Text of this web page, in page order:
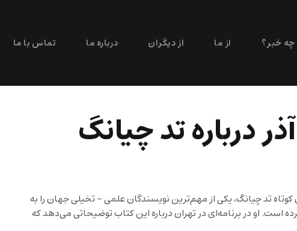
چه خبر؟ از ما از دیگران درباره ما تماس با ما
درباره تد چیانگ
تد چیانگ، یکی از مهم‌ترین نویسندگان علمی – تخیلی جهان را به
است. او در برنامه‌ای در تهران درباره این کتاب توضیحاتی می‌دهد که